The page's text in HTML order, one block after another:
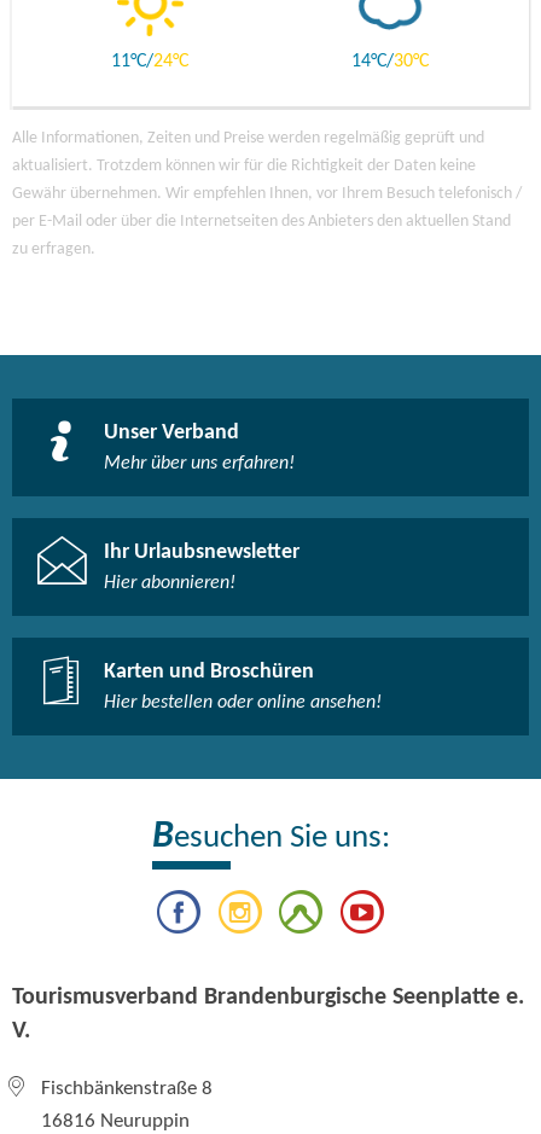
11 24 14 30
Alle Informationen, Zeiten und Preise werden regelmäßig geprüft und
aktualisiert. Trotzdem können wir für die Richtigkeit der Daten keine
Gewähr übernehmen. Wir empfehlen Ihnen, vor Ihrem Besuch telefonisch /
per E-Mail oder über die Internetseiten des Anbieters den aktuellen Stand
zu erfragen.
Unser Verband
Mehr über uns erfahren!
Ihr Urlaubsnewsletter
Hier abonnieren!
Karten und Broschüren
Hier bestellen oder online ansehen!
Besuchen Sie uns:
Tourismusverband Brandenburgische Seenplatte e.
V.
Fischbänkenstraße 8
16816 Neuruppin